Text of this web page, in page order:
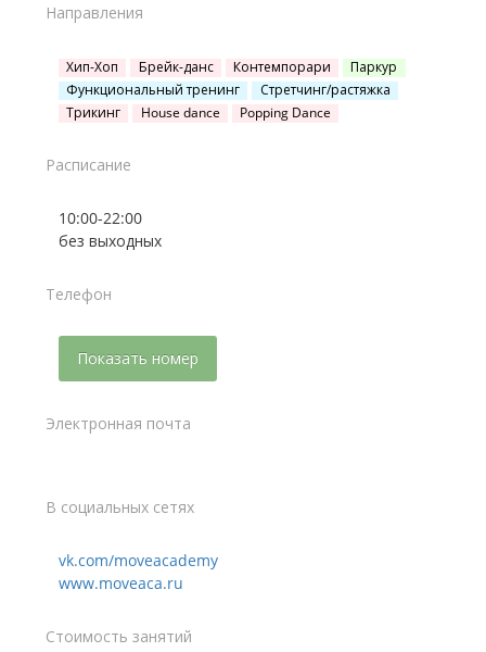
Направления
Хип-Хоп Брейк-данс Контемпорари
Паркур
Функциональный тренинг
Стретчинг/растяжка
Трикинг
House dance Popping Dance
Расписание
10:00-22:00
без выходных
Телефон
Показать номер
Электронная почта
В социальных сетях
vk.com/moveacademy
www.moveaca.ru
Стоимость занятий